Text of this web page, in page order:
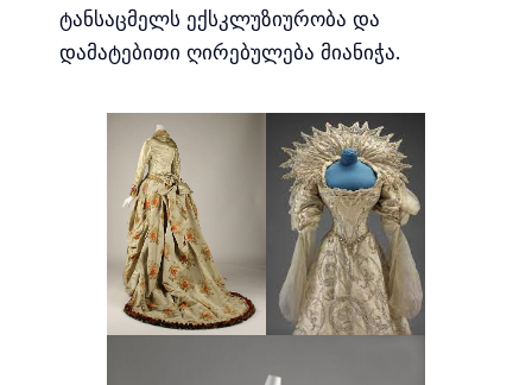
ტანსაცმელს ექსკლუზიურობა და
დამატებითი ღირებულება მიანიჭა.